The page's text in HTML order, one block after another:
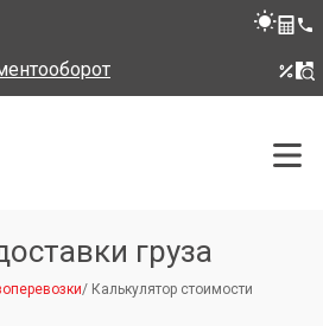
груза
/ Калькулятор стоимости